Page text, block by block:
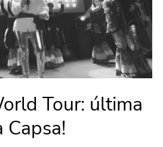
Tour: última
Capsa!